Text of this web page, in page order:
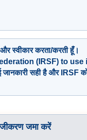
स्वीकार करता/करती हूँ।
(IRSF) to
सही है और IRSF को
जमा करें